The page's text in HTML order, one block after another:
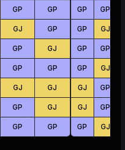
GP GP
GJ GP
GP GJ
GP GP
GJ GJ
GP GJ
GP GP
GP GP
GP GJ
GP GP
GP GJ
GJ GP
GJ GP
GP GJ